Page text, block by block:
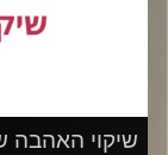
שיקוי האהבה